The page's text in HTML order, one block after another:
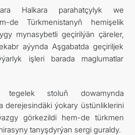
Halkara parahatçylyk we
de Türkmenistanyň hemişelik
mynasybetli geçirilýän çäreler,
aýynda Aşgabatda geçiriljek
işleri barada maglumatlar
tegelek stoluň dowamynda
derejesindäki ýokary üstünliklerini
görkezildi hem-de türkmen
tanyşdyrýan sergi guraldy.